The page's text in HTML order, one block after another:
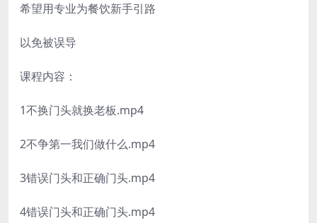
希望用专业为餐饮新手引路
以免被误导
课程内容：
1不换门头就换老板.mp4
2不争第一我们做什么.mp4
3错误门头和正确门头.mp4
4错误门头和正确门头.mp4